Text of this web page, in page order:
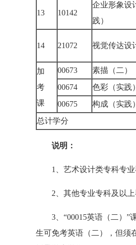
13 10142
企业形象设
践）
14 21072 视觉传达
加
考
课
00673 素描（二
00674
色彩（实
00675
构成（实
总计学分
说明：
1、艺术设计类专科专业
2、其他专业专科及以上
3、“00015英语（二）”课
生可免考英语（二），但须